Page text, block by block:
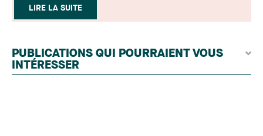
sélection rigoureux, fondé sur des nominations
issues du lectorat, d'associations juridiques et de
par un jury indépendant composé de praticiens
chevronnés en droit de la famille provenant de
l'ensemble du Canada. Cette distinction
LIRE LA SUITE
PUBLICATIONS QUI POURRAIENT VOUS
INTÉRESSER